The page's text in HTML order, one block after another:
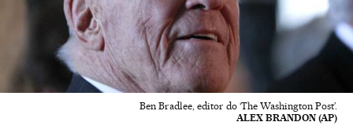
Ben Bradlee, editor do ‘The Washington Post’.
ALEX BRANDON (AP)